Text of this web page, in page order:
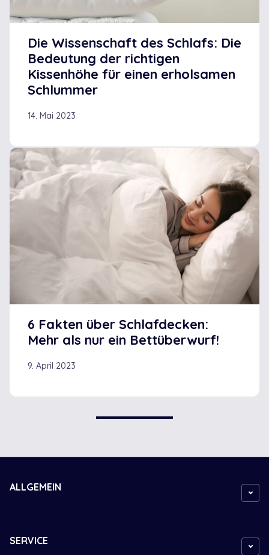
Die Wissenschaft des Schlafs: Die
Bedeutung der richtigen
Kissenhöhe für einen erholsamen
Schlummer
14. Mai 2023
6 Fakten über Schlafdecken:
Mehr als nur ein Bettüberwurf!
9. April 2023
ALLGEMEIN
SERVICE